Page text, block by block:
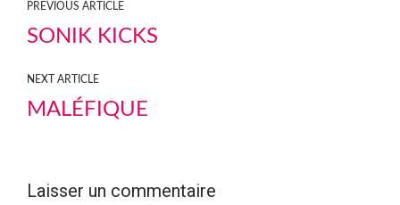
PREVIOUS ARTICLE
SONIK KICKS
NEXT ARTICLE
MALÉFIQUE
Laisser un commentaire